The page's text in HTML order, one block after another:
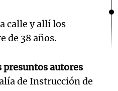
calle y allí los
de 38 años.
presuntos autores
de Instrucción de